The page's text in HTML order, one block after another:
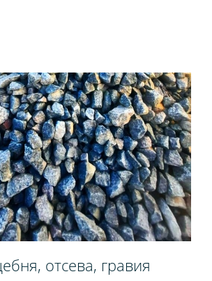
отсева, гравия